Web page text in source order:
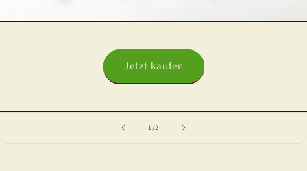
Jetzt kaufen
1/trong
2